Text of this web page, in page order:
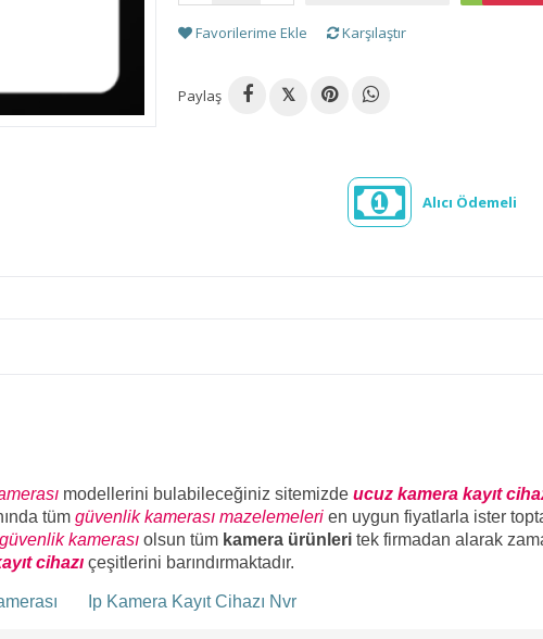
Favorilerime Ekle Karşılaştır
Paylaş 𝕏
Alıcı Ödemeli
modellerini bulabileceğiniz sitemizde ucuz kamera kayıt
tüm güvenlik kamerası mazelemeleri en uygun fiyatlarla ister
kamerası olsun tüm kamera ürünleri tek firmadan alarak
cihazı çeşitlerini barındırmaktadır.
Ip Kamera Kayıt Cihazı Nvr